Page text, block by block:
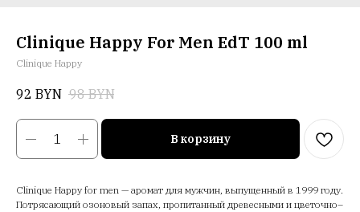
Clinique Happy For Men EdT 100 ml
Clinique Happy
92 BYN 98 BYN
В корзину
Clinique Happy for men — аромат для мужчин, выпущенный в 1999 году.
Потрясающий озоновый запах, пропитанный древесными и цветочно–